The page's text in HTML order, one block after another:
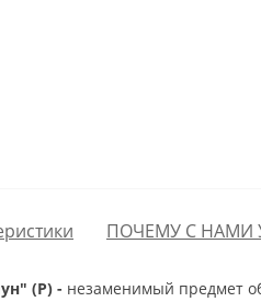
ПОЧЕМУ С НАМИ
(Р) - незаменимый предмет